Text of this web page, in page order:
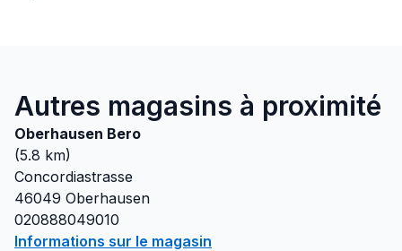
Autres magasins à proximité
Oberhausen Bero
(5.8 km)
Concordiastrasse
46049 Oberhausen
020888049010
Informations sur le magasin